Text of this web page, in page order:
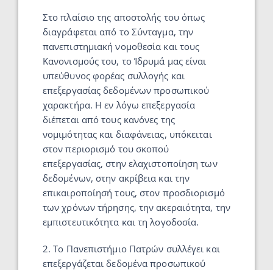
Στο πλαίσιο της αποστολής του όπως
διαγράφεται από το Σύνταγμα, την
πανεπιστημιακή νομοθεσία και τους
Κανονισμούς του, το Ίδρυμά μας είναι
υπεύθυνος φορέας συλλογής και
επεξεργασίας δεδομένων προσωπικού
χαρακτήρα. Η εν λόγω επεξεργασία
διέπεται από τους κανόνες της
νομιμότητας και διαφάνειας, υπόκειται
στον περιορισμό του σκοπού
επεξεργασίας, στην ελαχιστοποίηση των
δεδομένων, στην ακρίβεια και την
επικαιροποίησή τους, στον προσδιορισμό
των χρόνων τήρησης, την ακεραιότητα, την
εμπιστευτικότητα και τη λογοδοσία.
2. Το Πανεπιστήμιο Πατρών συλλέγει και
επεξεργάζεται δεδομένα προσωπικού